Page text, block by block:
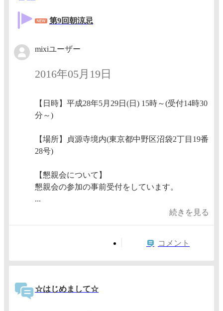
第9回朝涼忌
mixiユーザー
2016年05月19日
【日時】平成28年5月29日(日) 15時～(受付14時30
分～)
【場所】貞源寺境内(東京都中野区沼袋2丁目19番
28号)
【懇親会について】
懇親会の参加の事前受付をしています。
...
続きを見る
コメント
☆はじめまして☆